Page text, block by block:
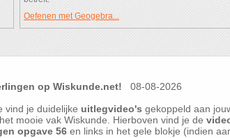
Oefenen met Geogebra...
op Wiskunde.net!
08-08-2026
vind je duidelijke uitlegvideo's gekoppeld aan
mooie vak Wiskunde. Hierboven vind je de
opgave 56 en links in het gele blokje (indien